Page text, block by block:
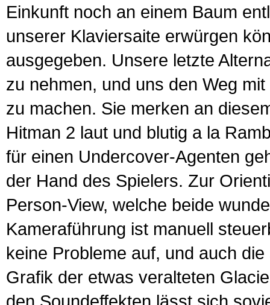
Einkunft noch an einem Baum
unserer Klaviersaite erwürgen
ausgegeben. Unsere letzte
zu nehmen, und uns den Weg
zu machen. Sie merken an
Hitman 2 laut und blutig a la
für einen Undercover-Agenten
der Hand des Spielers. Zur
Person-View, welche beide
Kameraführung ist manuell
keine Probleme auf, und auch
Grafik der etwas veralteten